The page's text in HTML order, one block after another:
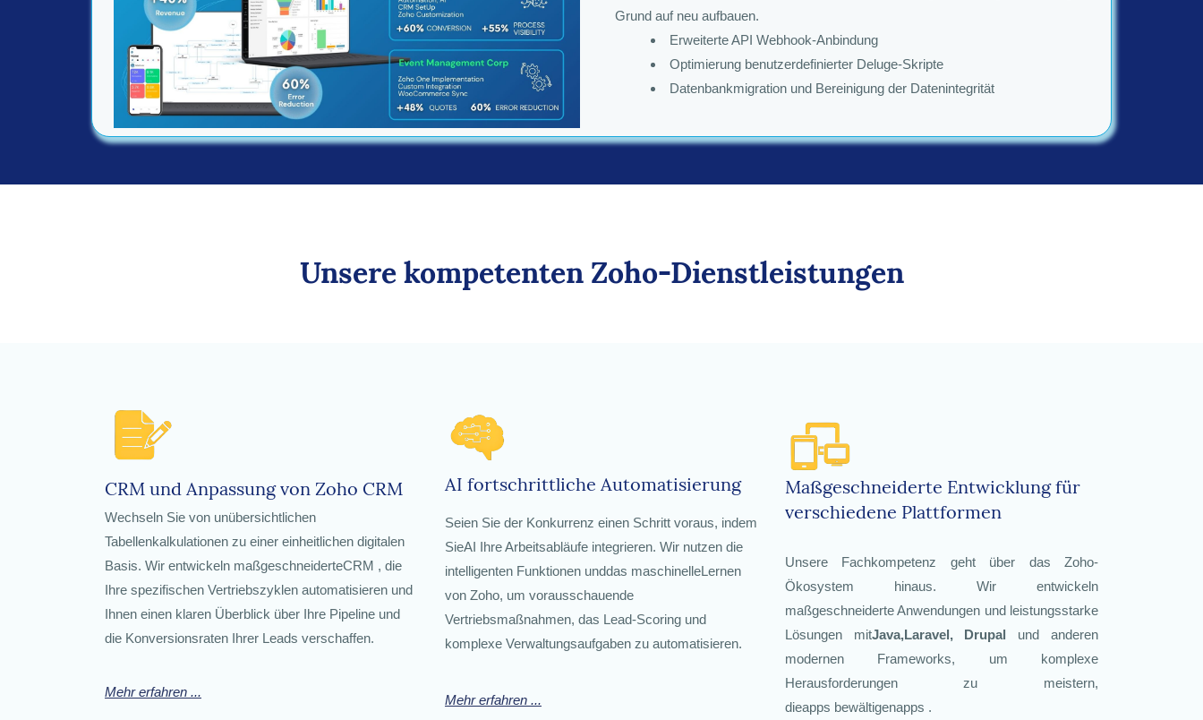
Grund auf neu aufbauen.
Erweiterte API Webhook-Anbindung
Optimierung benutzerdefinierter Deluge-Skripte
Datenbankmigration und Bereinigung der Datenintegrität
Unsere kompetenten Zoho-Dienstleistungen
CRM und Anpassung von Zoho CRM
Wechseln Sie von unübersichtlichen
Tabellenkalkulationen zu einer einheitlichen digitalen
Basis. Wir entwickeln maßgeschneiderteCRM , die
Ihre spezifischen Vertriebszyklen automatisieren und
Ihnen einen klaren Überblick über Ihre Pipeline und
die Konversionsraten Ihrer Leads verschaffen.
Mehr erfahren ...
AI fortschrittliche Automatisierung
Seien Sie der Konkurrenz einen Schritt voraus, indem
SieAI Ihre Arbeitsabläufe integrieren. Wir nutzen die
intelligenten Funktionen unddas maschinelleLernen
von Zoho, um vorausschauende
Vertriebsmaßnahmen, das Lead-Scoring und
komplexe Verwaltungsaufgaben zu automatisieren.
Mehr erfahren ...
Maßgeschneiderte Entwicklung für
verschiedene Plattformen
Unsere Fachkompetenz geht über das Zoho-
Ökosystem hinaus. Wir entwickeln
maßgeschneiderte Anwendungen und leistungsstarke
Lösungen mitJava,Laravel, Drupal und anderen
modernen Frameworks, um komplexe
Herausforderungen zu meistern,
dieapps bewältigenapps .